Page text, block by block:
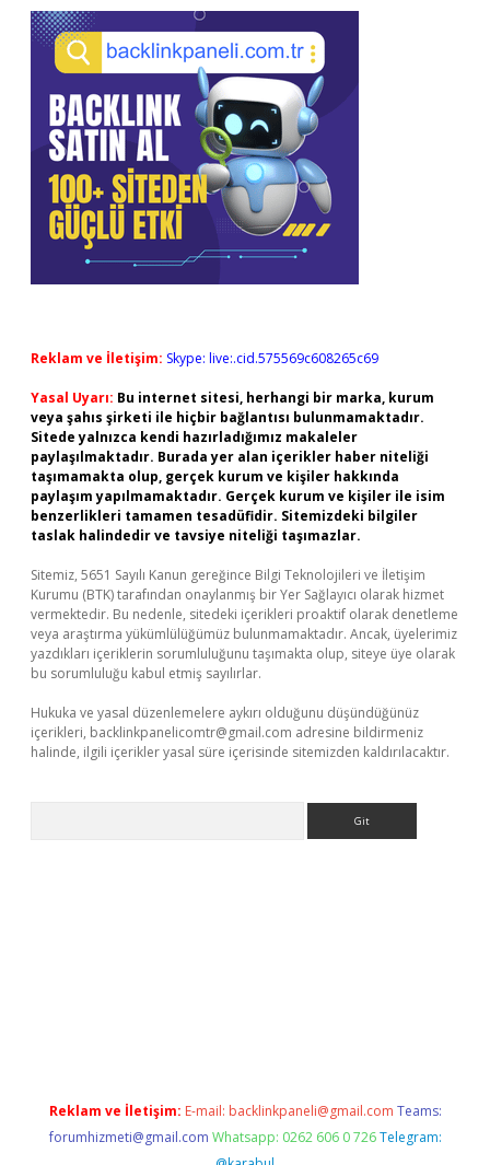
Reklam ve İletişim: Skype: live:.cid.575569c608265c69
Yasal Uyarı: Bu internet sitesi, herhangi bir marka, kurum
veya şahıs şirketi ile hiçbir bağlantısı bulunmamaktadır.
Sitede yalnızca kendi hazırladığımız makaleler
paylaşılmaktadır. Burada yer alan içerikler haber niteliği
taşımamakta olup, gerçek kurum ve kişiler hakkında
paylaşım yapılmamaktadır. Gerçek kurum ve kişiler ile isim
benzerlikleri tamamen tesadüfidir. Sitemizdeki bilgiler
taslak halindedir ve tavsiye niteliği taşımazlar.
Sitemiz, 5651 Sayılı Kanun gereğince Bilgi Teknolojileri ve İletişim
Kurumu (BTK) tarafından onaylanmış bir Yer Sağlayıcı olarak hizmet
vermektedir. Bu nedenle, sitedeki içerikleri proaktif olarak denetleme
veya araştırma yükümlülüğümüz bulunmamaktadır. Ancak, üyelerimiz
yazdıkları içeriklerin sorumluluğunu taşımakta olup, siteye üye olarak
bu sorumluluğu kabul etmiş sayılırlar.
Hukuka ve yasal düzenlemelere aykırı olduğunu düşündüğünüz
içerikleri, backlinkpanelicomtr@gmail.com adresine bildirmeniz
halinde, ilgili içerikler yasal süre içerisinde sitemizden kaldırılacaktır.
Reklam ve İletişim: E-mail: backlinkpaneli@gmail.com Teams:
forumhizmeti@gmail.com Whatsapp: 0262 606 0 726 Telegram: